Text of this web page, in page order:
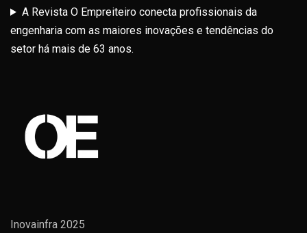
A Revista O Empreiteiro conecta profissionais da
engenharia com as maiores inovações e tendências do
setor há mais de 63 anos.
Inovainfra 2025